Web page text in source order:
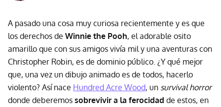
A pasado una cosa muy curiosa recientemente y es que
los derechos de Winnie the Pooh, el adorable osito
amarillo que con sus amigos vivía mil y una aventuras con
Christopher Robin, es de dominio público. ¿Y qué mejor
que, una vez un dibujo animado es de todos, hacerlo
violento? Así nace Hundred Acre Wood, un survival horror
donde deberemos sobrevivir a la ferocidad de estos, en